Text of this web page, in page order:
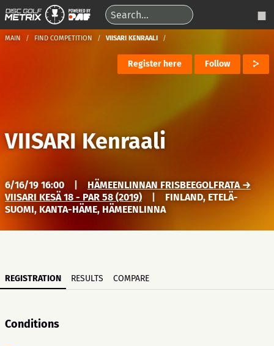
MAIN FIND COMPETITION VIISARI KENRAALI
Register here Follow
VIISARI Kenraali
6/16/19 16:00
HÄMEENLINNAN FRISBEEGOLFRATA →
VIISARI KESÄ 18 - PAR 58 (2019)
FINLAND, ETELÄ-
SUOMI, KANTA-HÄME, HÄMEENLINNA
REGISTRATION RESULTS COMPARE
Conditions